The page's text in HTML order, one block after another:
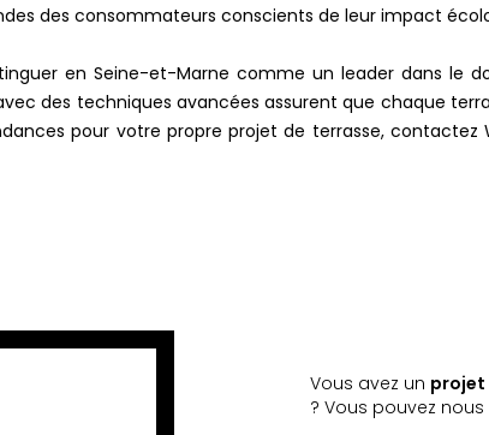
des consommateurs conscients de leur impact
en Seine-et-Marne comme un leader dans le
des techniques avancées assurent que chaque
pour votre propre projet de terrasse, contactez
Vous avez un projet
? Vous pouvez